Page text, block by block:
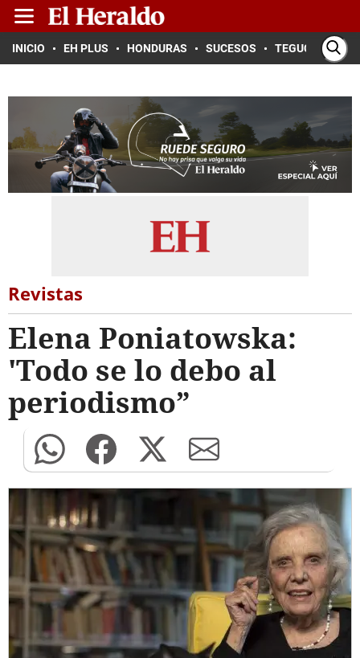
INICIO EH PLUS HONDURAS SUCESOS TEGUCIGALPA
Revistas
Elena Poniatowska:
'Todo se lo debo al
periodismo”